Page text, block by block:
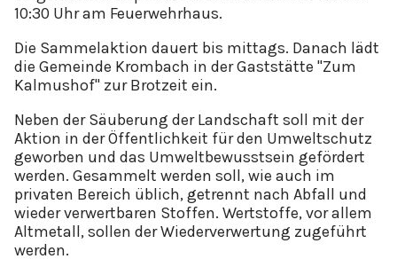
10:30 Uhr am Feuerwehrhaus.
Die Sammelaktion dauert bis mittags. Danach lädt
die Gemeinde Krombach in der Gaststätte "Zum
Kalmushof" zur Brotzeit ein.
Neben der Säuberung der Landschaft soll mit der
Aktion in der Öffentlichkeit für den Umweltschutz
geworben und das Umweltbewusstsein gefördert
werden. Gesammelt werden soll, wie auch im
privaten Bereich üblich, getrennt nach Abfall und
wieder verwertbaren Stoffen. Wertstoffe, vor allem
Altmetall, sollen der Wiederverwertung zugeführt
werden.